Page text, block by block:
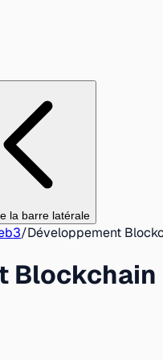
la barre latérale
/Développement
Blockchain